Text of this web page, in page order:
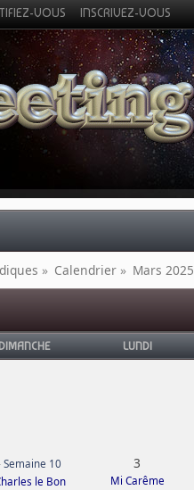
VOUS INSCRIVEZ-VOUS
» Calendrier » Mars 2025
DIMANCHE LUNDI
Semaine 10
le Bon
3
Mi Carême